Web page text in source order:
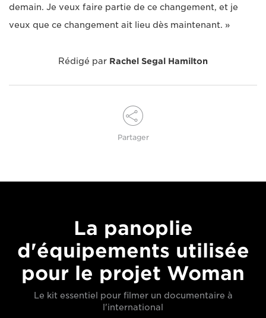
demain. Je veux faire partie de ce changement, et je
veux que ce changement ait lieu dès maintenant. »
Rédigé par Rachel Segal Hamilton
Partager
La panoplie
d'équipements utilisée
pour le projet Woman
Le kit essentiel pour filmer un documentaire à
l'international